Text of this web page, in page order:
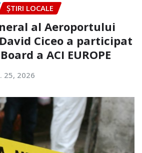
ȘTIRI LOCALE
al Aeroportului
Ciceo a participat
a ACI EUROPE
25, 2026